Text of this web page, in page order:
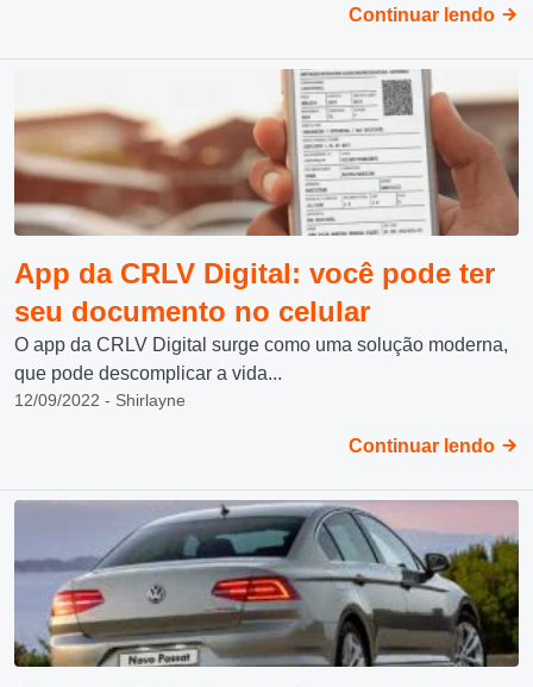
Continuar lendo
App da CRLV Digital: você pode ter
seu documento no celular
O app da CRLV Digital surge como uma solução moderna,
que pode descomplicar a vida...
12/09/2022 - Shirlayne
Continuar lendo